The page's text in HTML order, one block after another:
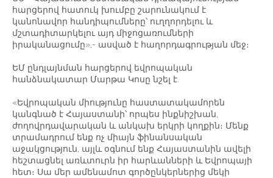
հարցերով հատուկ խումբը շարունակում է
կանոնավոր հանդիպումները՝ ուղղորդելու և
մշտադիտարկելու այդ միջոցառումների
իրականացումը»,- ասված է հաղորդագրության մեջ։
ԵՄ ընդլայնման հարցերով եվրոպական
հանձնակատար Մարթա Կոսը նշել է.
«Եվրոպական միությունը հաստատակամորեն
կանգնած է Հայաստանի՝ որպես ինքնիշխան,
ժողովրդավարական և անկախ երկրի կողքին։ Մենք
տրամադրում ենք ոչ միայն ֆինանսական
աջակցություն, այլև օգնում ենք Հայաստանին ավելի
հեշտացնել առևտուրն իր հարևանների և Եվրոպայի
հետ։ Սա մեր ամենամոտ գործընկերներից մեկի